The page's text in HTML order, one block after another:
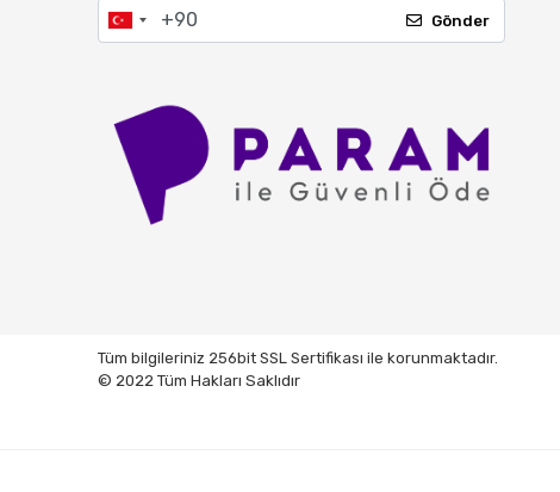
NOBEL
Parago
SGS
Wagner
Gönder
Tüm bilgileriniz 256bit SSL Sertifikası ile korunmaktadır.
© 2022 Tüm Hakları Saklıdır